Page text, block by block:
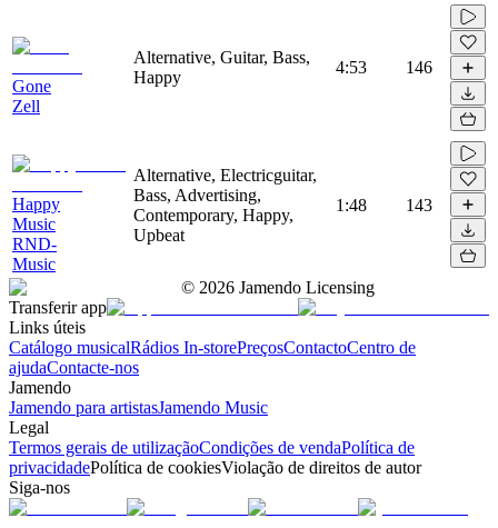
Gone
Zell
Alternative, Guitar, Bass,
Happy
4:53 146
Happy
Music
RND-
Music
Alternative, Electricguitar,
Bass, Advertising,
Contemporary, Happy,
Upbeat
1:48 143
© 2026 Jamendo Licensing
Transferir app
Links úteis
Catálogo musicalRádios In-storePreçosContactoCentro de
ajudaContacte-nos
Jamendo
Jamendo para artistasJamendo Music
Legal
Termos gerais de utilizaçãoCondições de vendaPolítica de
privacidadePolítica de cookiesViolação de direitos de autor
Siga-nos